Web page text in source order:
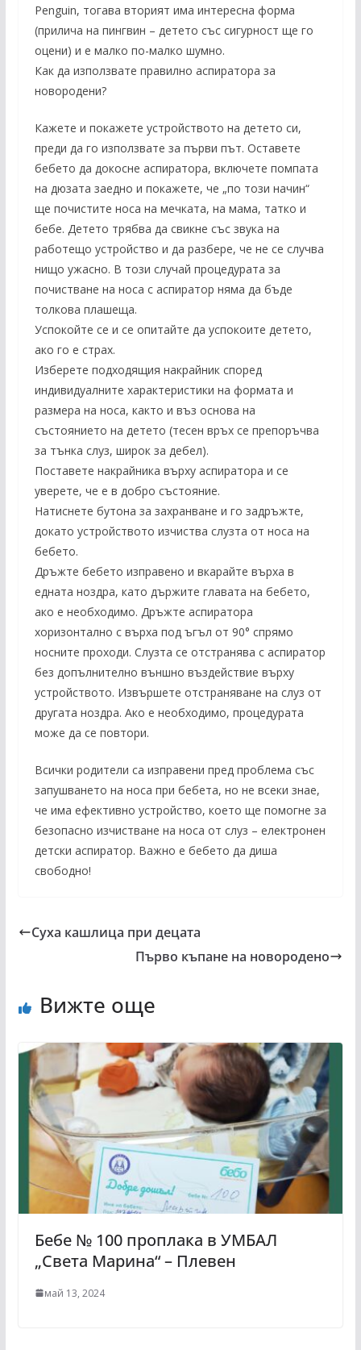
Penguin, тогава вторият има интересна форма
(прилича на пингвин – детето със сигурност ще го
оцени) и е малко по-малко шумно.
Как да използвате правилно аспиратора за
новородени?
Кажете и покажете устройството на детето си,
преди да го използвате за първи път. Оставете
бебето да докосне аспиратора, включете помпата
на дюзата заедно и покажете, че „по този начин“
ще почистите носа на мечката, на мама, татко и
бебе. Детето трябва да свикне със звука на
работещо устройство и да разбере, че не се случва
нищо ужасно. В този случай процедурата за
почистване на носа с аспиратор няма да бъде
толкова плашеща.
Успокойте се и се опитайте да успокоите детето,
ако го е страх.
Изберете подходящия накрайник според
индивидуалните характеристики на формата и
размера на носа, както и въз основа на
състоянието на детето (тесен връх се препоръчва
за тънка слуз, широк за дебел).
Поставете накрайника върху аспиратора и се
уверете, че е в добро състояние.
Натиснете бутона за захранване и го задръжте,
докато устройството изчиства слузта от носа на
бебето.
Дръжте бебето изправено и вкарайте върха в
едната ноздра, като държите главата на бебето,
ако е необходимо. Дръжте аспиратора
хоризонтално с върха под ъгъл от 90° спрямо
носните проходи. Слузта се отстранява с аспиратор
без допълнително външно въздействие върху
устройството. Извършете отстраняване на слуз от
другата ноздра. Ако е необходимо, процедурата
може да се повтори.
Всички родители са изправени пред проблема със
запушването на носа при бебета, но не всеки знае,
че има ефективно устройство, което ще помогне за
безопасно изчистване на носа от слуз – електронен
детски аспиратор. Важно е бебето да диша
свободно!
Суха кашлица при децата
Първо къпане на новородено
Вижте още
Бебе № 100 проплака в УМБАЛ
„Света Марина“ – Плевен
май 13, 2024